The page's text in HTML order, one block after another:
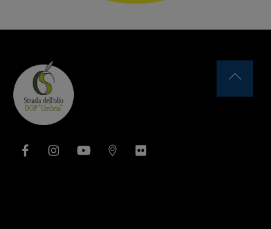
YouTube